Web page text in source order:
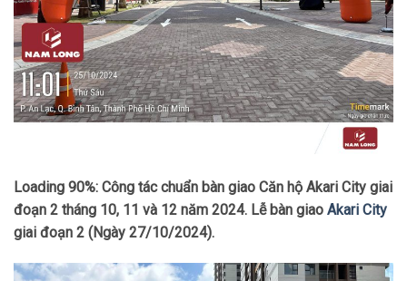
Loading 90%: Công tác chuẩn bàn giao Căn hộ Akari City giai
đoạn 2 tháng 10, 11 và 12 năm 2024. Lễ bàn giao Akari City
giai đoạn 2 (Ngày 27/10/2024).